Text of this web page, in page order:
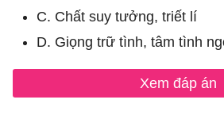
C. Chất suy tưởng, triết lí
D. Giọng trữ tình, tâm tình
Xem đáp án